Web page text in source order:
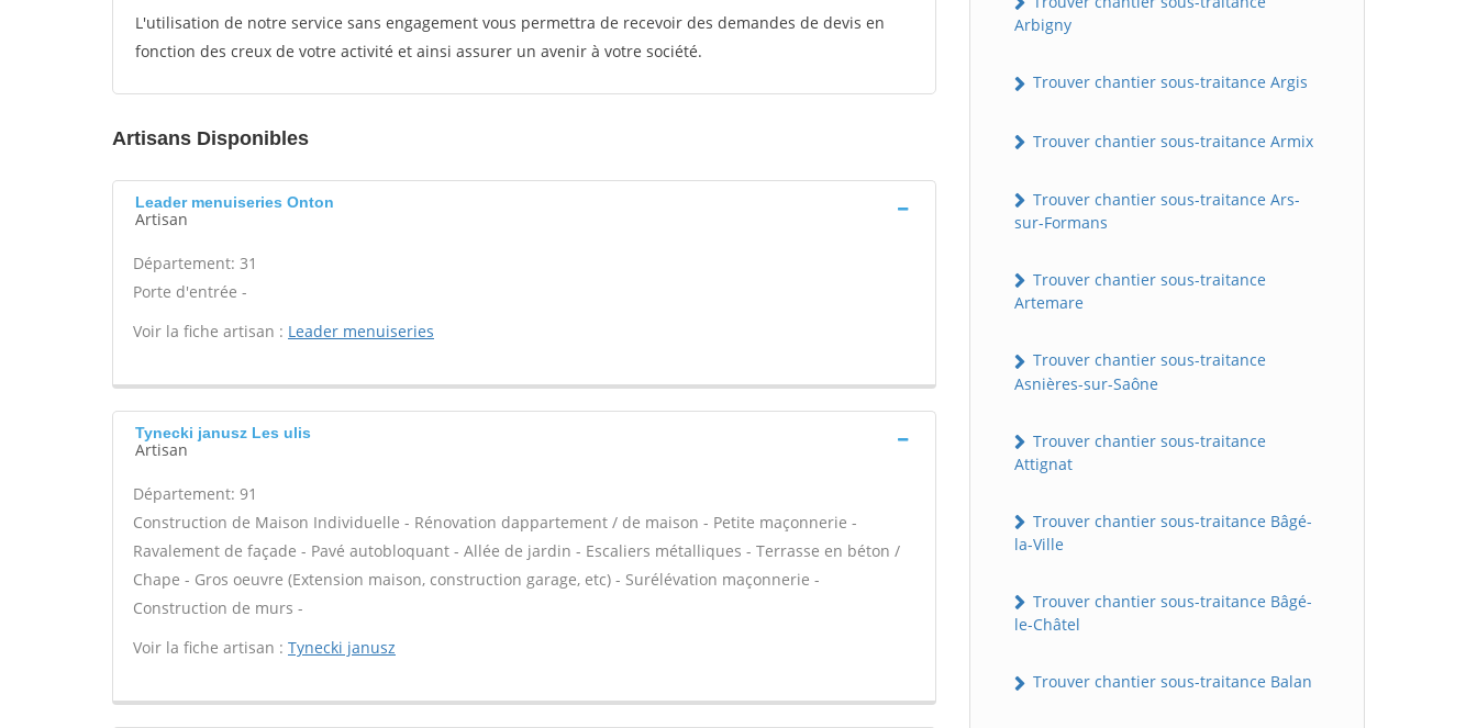
L'utilisation de notre service sans engagement vous permettra de recevoir des demandes de devis en
fonction des creux de votre activité et ainsi assurer un avenir à votre société.
Artisans Disponibles
Leader menuiseries Onton
Artisan
Département: 31
Porte d'entrée -
Voir la fiche artisan : Leader menuiseries
Tynecki janusz Les ulis
Artisan
Département: 91
Construction de Maison Individuelle - Rénovation dappartement / de maison - Petite maçonnerie -
Ravalement de façade - Pavé autobloquant - Allée de jardin - Escaliers métalliques - Terrasse en béton /
Chape - Gros oeuvre (Extension maison, construction garage, etc) - Surélévation maçonnerie -
Construction de murs -
Voir la fiche artisan : Tynecki janusz
Arbigny
Trouver chantier sous-traitance Argis
Trouver chantier sous-traitance Armix
Trouver chantier sous-traitance Ars-
sur-Formans
Trouver chantier sous-traitance
Artemare
Trouver chantier sous-traitance
Asnières-sur-Saône
Trouver chantier sous-traitance
Attignat
Trouver chantier sous-traitance Bâgé-
la-Ville
Trouver chantier sous-traitance Bâgé-
le-Châtel
Trouver chantier sous-traitance Balan